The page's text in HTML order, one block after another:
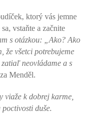
ktorý vás jemne
vstaňte a začnite
s otázkou: „Ako? Ako
že všetci potrebujeme
neovládame a s
Menděl.
viaže k dobrej karme,
duše.